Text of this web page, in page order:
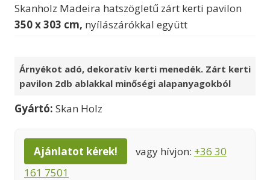
Skanholz Madeira hatszögletű zárt kerti pavilon
350 x 303 cm, nyílászárókkal együtt
Árnyékot adó, dekoratív kerti menedék. Zárt kerti
pavilon 2db ablakkal minőségi alapanyagokból
Gyártó: Skan Holz
Ajánlatot kérek! vagy hívjon: +36 30
161 7501